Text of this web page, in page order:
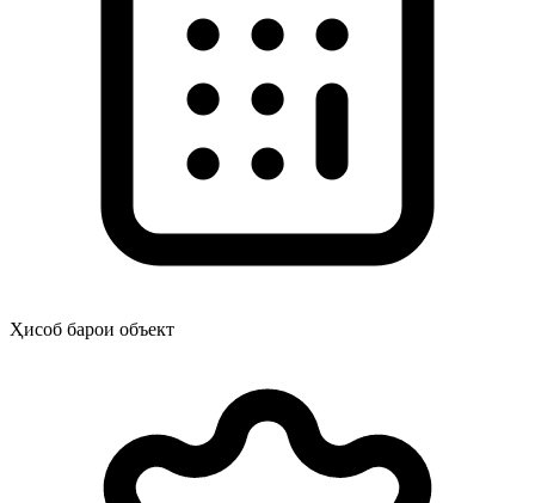
Ҳисоб барои объект